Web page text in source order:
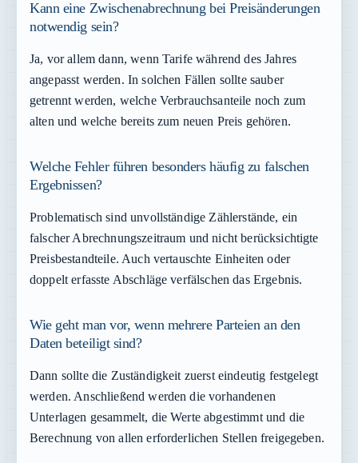
Kann eine Zwischenabrechnung bei Preisänderungen
notwendig sein?
Ja, vor allem dann, wenn Tarife während des Jahres
angepasst werden. In solchen Fällen sollte sauber
getrennt werden, welche Verbrauchsanteile noch zum
alten und welche bereits zum neuen Preis gehören.
Welche Fehler führen besonders häufig zu falschen
Ergebnissen?
Problematisch sind unvollständige Zählerstände, ein
falscher Abrechnungszeitraum und nicht berücksichtigte
Preisbestandteile. Auch vertauschte Einheiten oder
doppelt erfasste Abschläge verfälschen das Ergebnis.
Wie geht man vor, wenn mehrere Parteien an den
Daten beteiligt sind?
Dann sollte die Zuständigkeit zuerst eindeutig festgelegt
werden. Anschließend werden die vorhandenen
Unterlagen gesammelt, die Werte abgestimmt und die
Berechnung von allen erforderlichen Stellen freigegeben.